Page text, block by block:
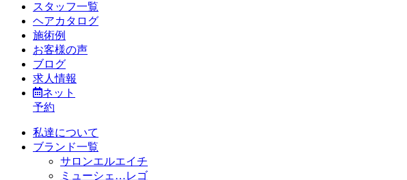
スタッフ一覧
ヘアカタログ
施術例
お客様の声
ブログ
求人情報
ネット
予約
私達について
ブランド一覧
サロンエルエイチ
ミューシェ…レゴ